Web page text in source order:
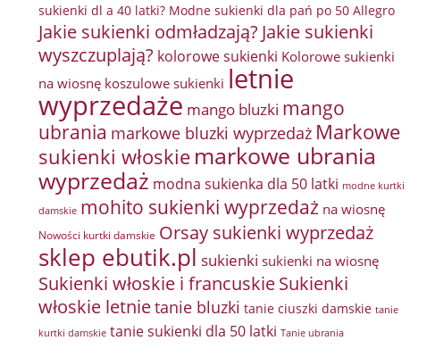
sukienki dl a 40 latki? Modne sukienki dla pań po 50 Allegro
Jakie sukienki odmładzają? Jakie sukienki
wyszczuplają? kolorowe sukienki Kolorowe sukienki
na wiosnę koszulowe sukienki letnie
wyprzedaże mango bluzki mango
ubrania markowe bluzki wyprzedaż Markowe
sukienki włoskie markowe ubrania
wyprzedaż modna sukienka dla 50 latki modne kurtki
damskie mohito sukienki wyprzedaż na wiosnę
Nowości kurtki damskie Orsay sukienki wyprzedaż
sklep ebutik.pl sukienki sukienki na wiosnę
Sukienki włoskie i francuskieSukienki
włoskie letnietanie bluzki tanie ciuszki damskie tanie
kurtki damskie tanie sukienki dla 50 latki Tanie ubrania